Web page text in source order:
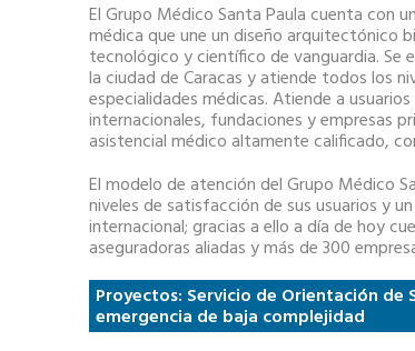
El Grupo Médico Santa Paula cuenta con
médica que une un diseño arquitectónico
tecnológico y científico de vanguardia. Se
la ciudad de Caracas y atiende todos los
especialidades médicas. Atiende a
internacionales, fundaciones y empresas
asistencial médico altamente calificado,
El modelo de atención del Grupo Médico
niveles de satisfacción de sus usuarios y
internacional; gracias a ello a día de hoy
aseguradoras aliadas y más de 300
Proyectos: Servicio de Orientación de
emergencia de baja complejidad